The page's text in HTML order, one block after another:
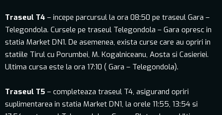
Traseul T4 – incepe parcursul la ora 08:50 pe traseul Gara –
Telegondola. Cursele pe traseul Telegondola – Gara opresc in
statia Market DN1. De asemenea, exista curse care au opriri in
statiile Tirul cu Porumbei, M. Kogalniceanu, Aosta si Casieriei.
Ultima cursa este la ora 17:10 ( Gara – Telegondola).
Traseul T5 – completeaza traseul T4, asigurand opriri
suplimentarea in statia Market DN1, la orele 11:55, 13:54 si